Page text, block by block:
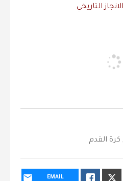
الانجاز التاريخي
, كرة القدم
EMAIL